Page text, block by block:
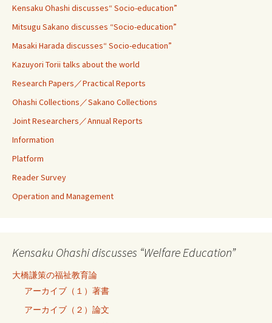
Kensaku Ohashi discusses“ Socio-education”
Mitsugu Sakano discusses “Socio-education”
Masaki Harada discusses“ Socio-education”
Kazuyori Torii talks about the world
Research Papers／Practical Reports
Ohashi Collections／Sakano Collections
Joint Researchers／Annual Reports
Information
Platform
Reader Survey
Operation and Management
Kensaku Ohashi discusses “Welfare Education”
大橋謙策の福祉教育論
アーカイブ（１）著書
アーカイブ（２）論文